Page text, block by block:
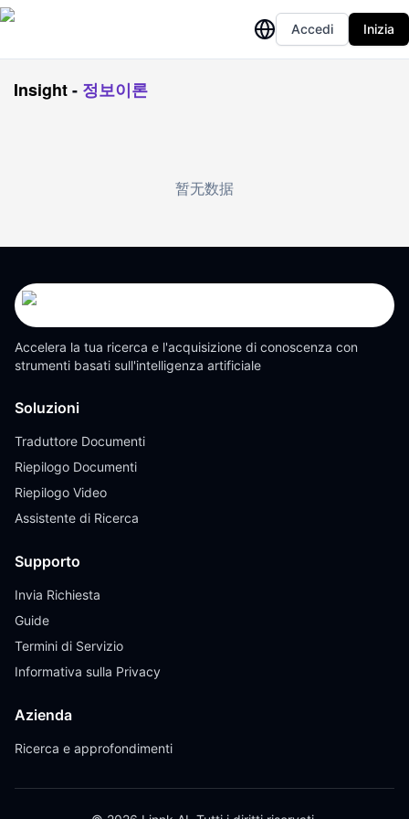
Accedi Inizia
Insight- 정보이론
暂无数据
Accelera la tua ricerca e l'acquisizione di conoscenza con
strumenti basati sull'intelligenza artificiale
Soluzioni
Traduttore Documenti
Riepilogo Documenti
Riepilogo Video
Assistente di Ricerca
Supporto
Invia Richiesta
Guide
Termini di Servizio
Informativa sulla Privacy
Azienda
Ricerca e approfondimenti